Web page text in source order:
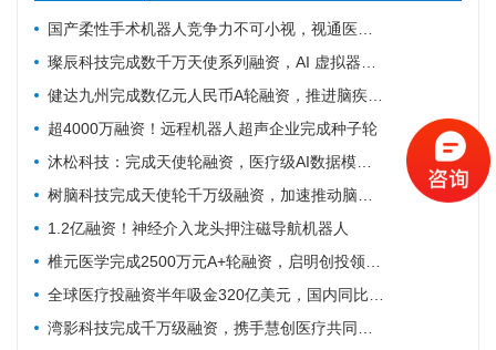
国产柔性手术机器人竞争力不可小视，视通医疗再获一轮融资
璨辰科技完成数千万天使系列融资，AI 虚拟器官仿真平台加速落地
健达九州完成数亿元人民币A轮融资，推进脑疾病的精准疗法加速上市
超4000万融资！远程机器人超声企业完成种子轮
沐松科技：完成天使轮融资，医疗级AI数据模型引擎布局具身智能医疗场景数据集
树脑科技完成天使轮千万级融资，加速推动脑机接口与脑磁图技术国产化普及
1.2亿融资！神经介入龙头押注磁导航机器人
椎元医学完成2500万元A+轮融资，启明创投领投加码骨科细胞疗法
全球医疗投融资半年吸金320亿美元，国内同比大涨214%！
湾影科技完成千万级融资，携手慧创医疗共同布局脑部代谢影像产业